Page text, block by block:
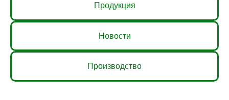
Продукция
Новости
Производство